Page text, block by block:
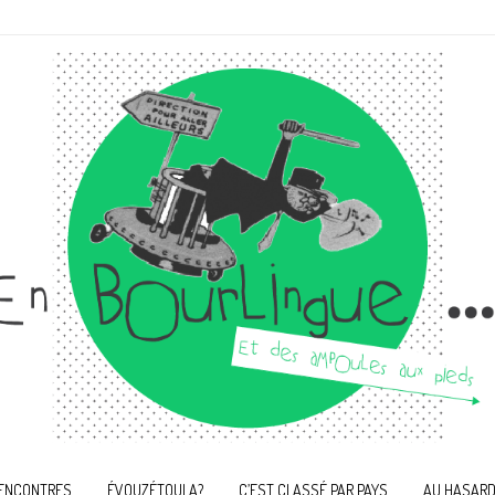
ÉVOUZÉTOULA? C’EST CLASSÉ PAR PAYS AU